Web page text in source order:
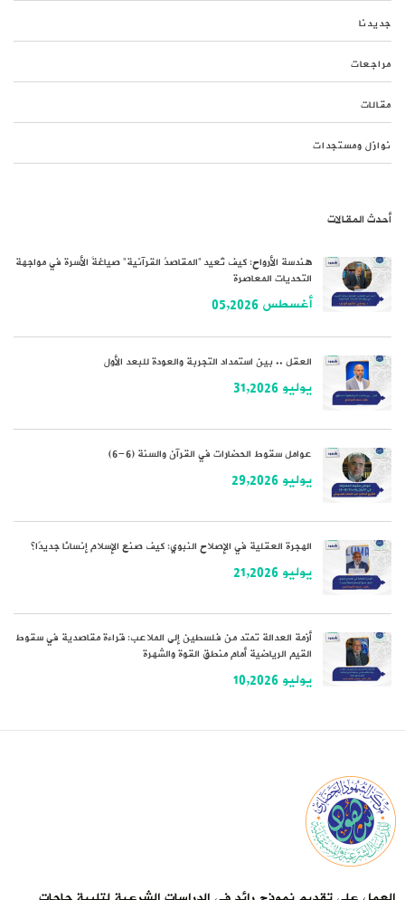
جديدنا
مراجعات
مقالات
نوازل ومستجدات
أحدث المقالات
هندسة الأرواح: كيف تُعيد “المقاصدُ القرآنية” صياغةَ الأسرة في مواجهة
التحديات المعاصرة
أغسطس 05,2026
العقل .. بين استمداد التجربة والعودة للبعد الأول
يوليو 31,2026
عوامل سقوط الحضارات في القرآن والسنة (6-6)
يوليو 29,2026
الهجرة العقلية في الإصلاح النبوي: كيف صنع الإسلام إنسانًا جديدًا؟
يوليو 21,2026
أزمة العدالة تمتد من فلسطين إلى الملاعب: قراءة مقاصدية في سقوط
القيم الرياضية أمام منطق القوة والشهرة
يوليو 10,2026